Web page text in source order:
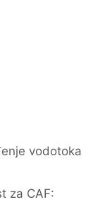
vodotoka
za CAF: